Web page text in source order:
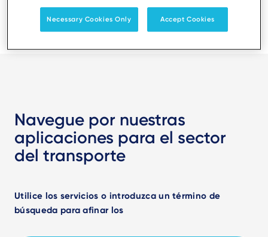
Navegue por nuestras
aplicaciones para el sector
del transporte
Utilice los servicios o introduzca un término de
búsqueda para afinar los
Necessary Cookies Only Accept Cookies